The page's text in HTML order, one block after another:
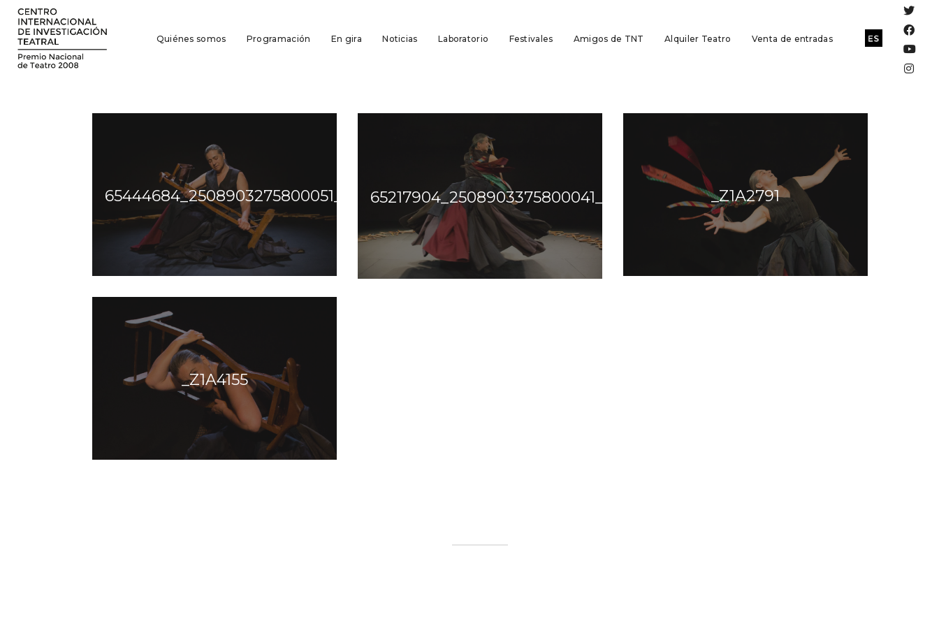
Quiénes somos Programación En gira Noticias Laboratorio Festivales Amigos de TNT Alquiler Teatro Venta de entradas
65444684_2508903275800051_8275513011356041216_o65217904_2508903375800041_6373447406716977152_o
_Z1A2791
_Z1A4155